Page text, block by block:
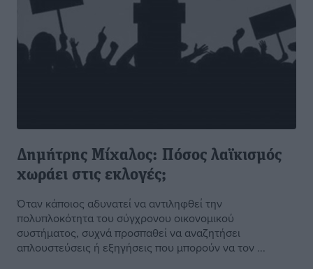
Δημήτρης Μίχαλος: Πόσος λαϊκισμός
χωράει στις εκλογές;
Όταν κάποιος αδυνατεί να αντιληφθεί την
πολυπλοκότητα του σύγχρονου οικονομικού
συστήματος, συχνά προσπαθεί να αναζητήσει
απλουστεύσεις ή εξηγήσεις που μπορούν να τον ...